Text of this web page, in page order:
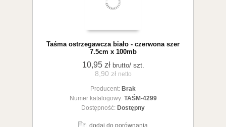
koszyka
Taśma ostrzegawcza biało - czerwona szer
7.5cm x 100mb
10,95 zł brutto/ szt.
8,90 zł netto
Producent: Brak
Numer katalogowy: TAŚM-4299
Dostępność: Dostępny
dodaj do porównania